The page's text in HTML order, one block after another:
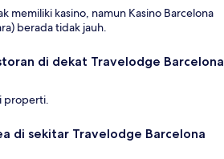
memiliki kasino, namun Kasino Barcelona
berada tidak jauh.
di dekat Travelodge Barcelona
properti.
di sekitar Travelodge Barcelona